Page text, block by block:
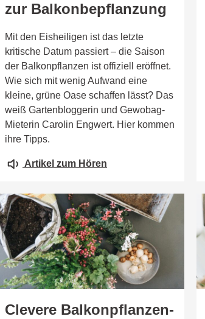
zur Balkonbepflanzung
Mit den Eisheiligen ist das letzte
kritische Datum passiert – die Saison
der Balkonpflanzen ist offiziell eröffnet.
Wie sich mit wenig Aufwand eine
kleine, grüne Oase schaffen lässt? Das
weiß Gartenbloggerin und Gewobag-
Mieterin Carolin Engwert. Hier kommen
ihre Tipps.
Artikel zum Hören
Clevere Balkonpflanzen-